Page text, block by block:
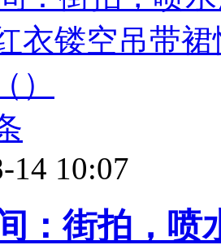
14 10:07
：街拍，喷